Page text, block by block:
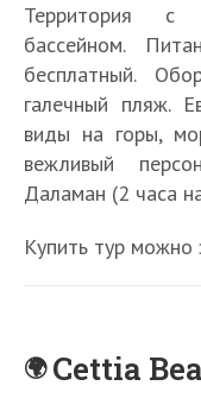
Территория с
бассейном.
бесплатный.
галечный пляж.
виды на горы,
вежливый
Даламан (2 часа
Купить тур можно
Cettia